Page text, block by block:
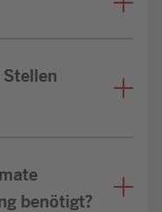
benötigt?